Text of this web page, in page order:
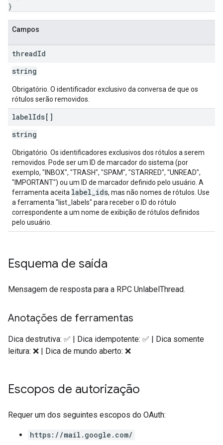
}
Campos
threadId
string
Obrigatório. O identificador exclusivo da conversa de que os
rótulos serão removidos.
labelIds[]
string
Obrigatório. Os identificadores exclusivos dos rótulos a serem
removidos. Pode ser um ID de marcador do sistema (por
exemplo, "INBOX", "TRASH", "SPAM", "STARRED", "UNREAD",
"IMPORTANT") ou um ID de marcador definido pelo usuário. A
ferramenta aceita label_ids, mas não nomes de rótulos. Use
a ferramenta "list_labels" para receber o ID do rótulo
correspondente a um nome de exibição de rótulos definidos
pelo usuário.
Esquema de saída
Mensagem de resposta para a RPC UnlabelThread.
Anotações de ferramentas
Dica destrutiva: ✅ | Dica idempotente: ✅ | Dica somente
leitura: ❌ | Dica de mundo aberto: ❌
Escopos de autorização
Requer um dos seguintes escopos do OAuth:
https://mail.google.com/